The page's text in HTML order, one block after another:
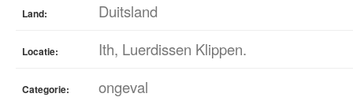
Land: Duitsland
Locatie: Ith, Luerdissen Klippen.
Categorie: ongeval